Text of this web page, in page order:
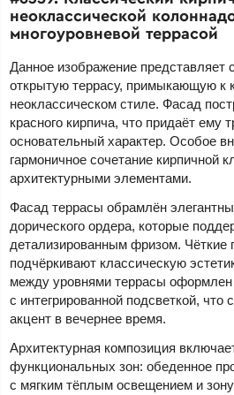
неоклассической
многоуровневой террасой
Данное изображение представляет
открытую террасу, примыкающую к
неоклассическом стиле. Фасад
красного кирпича, что придаёт ему
основательный характер. Особое
гармоничное сочетание кирпичной
архитектурными элементами.
Фасад террасы обрамлён
дорического ордера, которые
детализированным фризом. Чёткие
подчёркивают классическую
между уровнями террасы
с интегрированной подсветкой, что
акцент в вечернее время.
Архитектурная композиция
функциональных зон: обеденное
с мягким тёплым освещением и